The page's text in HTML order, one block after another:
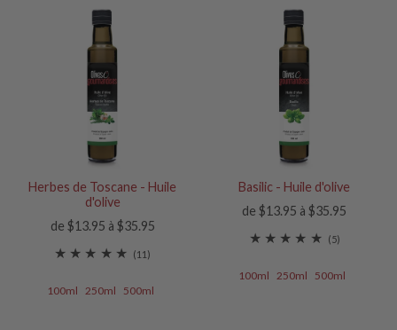
Herbes de Toscane - Huile
d'olive
de $13.95 à $35.95
(11)
100ml 250ml 500ml
Basilic - Huile d'olive
de $13.95 à $35.95
(5)
100ml 250ml 500ml